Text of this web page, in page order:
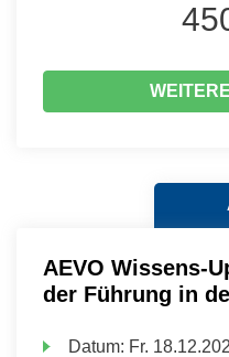
AEVO Wissens-
der Führung in
Datum: Fr.